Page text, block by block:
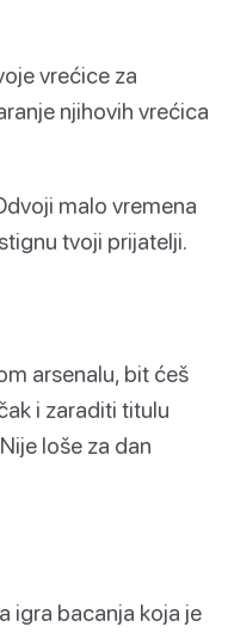
vrećice za
njihovih vrećica
malo vremena
tvoji prijatelji.
arsenalu, bit ćeš
i zaraditi titulu
loše za dan
igra bacanja koja je